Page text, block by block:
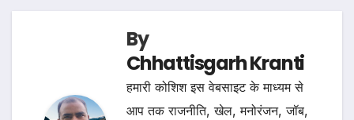
By
Chhattisgarh Kranti
हमारी कोशिश इस वेबसाइट के माध्यम से
आप तक राजनीति, खेल, मनोरंजन, जॉब,